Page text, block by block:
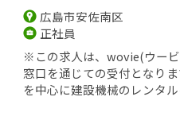
広島市安佐南区
正社員
※この求人は、wovie(ウー
窓口を通じての受付となり
を中心に建設機械のレンタ